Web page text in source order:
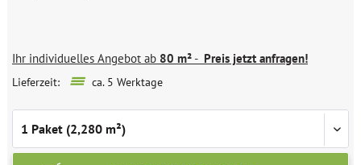
Ihr individuelles Angebot ab 80 m²- Preis jetzt anfragen!
Lieferzeit: ca. 5 Werktage